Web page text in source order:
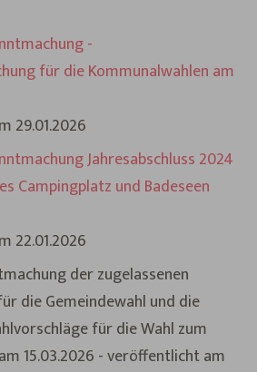
-
für die Kommunalwahlen am
29.01.2026
Jahresabschluss 2024
Campingplatz und Badeseen
22.01.2026
der zugelassenen
die Gemeindewahl und die
für die Wahl zum
15.03.2026 - veröffentlicht am